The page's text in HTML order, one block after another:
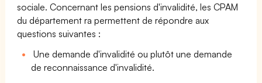
sociale. Concernant les pensions d'invalidité, les CPAM
du département ra permettent de répondre aux
questions suivantes :
Une demande d'invalidité ou plutôt une demande
de reconnaissance d'invalidité.